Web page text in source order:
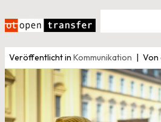
Inhalt
springen
Veröffentlicht in Kommunikation Von